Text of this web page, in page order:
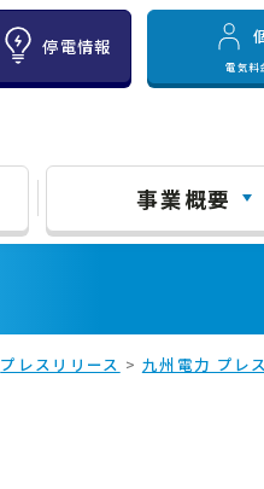
停電情報
電気料
事業概要
プレスリリース > 九州電力 プレ